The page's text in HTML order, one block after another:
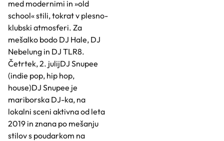
med modernimi in »old
school« stili, tokrat v plesno-
klubski atmosferi. Za
mešalko bodo DJ Hale, DJ
Nebelung in DJ TLR8.
Četrtek, 2. julijDJ Snupee
(indie pop, hip hop,
house)DJ Snupee je
mariborska DJ-ka, na
lokalni sceni aktivna od leta
2019 in znana po mešanju
stilov s poudarkom na